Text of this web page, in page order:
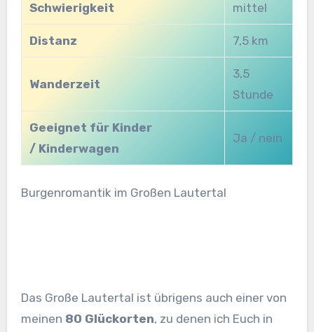
Schwierigkeit mittel
Distanz 7,5 km
Wanderzeit
3,5
Stunde
Geeignet für Kinder
/ Kinderwagen
Ja / nein
Burgenromantik im Großen Lautertal
Das Große Lautertal ist übrigens auch einer von
meinen 80 Glückorten, zu denen ich Euch in